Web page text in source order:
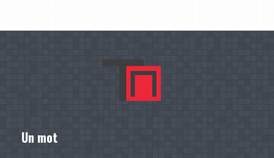
Un mot